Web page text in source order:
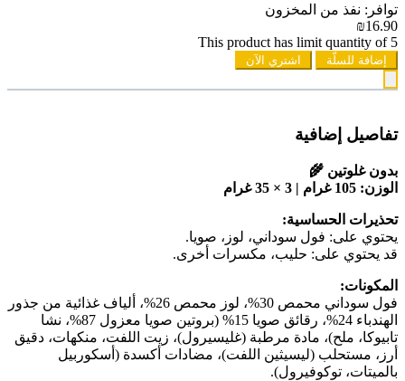
توافر: نفذ من المخزون
₪16.90
This product has limit quantity of 5
إضافة للسلّة اشتري الآن
تفاصيل إضافية
بدون غلوتين 🌾
الوزن: 105 غرام | 3 × 35 غرام
تحذيرات الحساسية:
يحتوي على: فول سوداني، لوز، صويا.
قد يحتوي على: حليب، مكسرات أخرى.
المكونات:
فول سوداني محمص 30%، لوز محمص 26%، ألياف غذائية من جذور
الهندباء 24%، رقائق صويا 15% (بروتين صويا معزول 87%، نشا
تابيوكا، ملح)، مادة مرطبة (غليسيرول)، زيت اللفت، منكهات، دقيق
أرز، مستحلب (ليسيثين اللفت)، مضادات أكسدة (أسكوربيل
بالميتات، توكوفيرول).